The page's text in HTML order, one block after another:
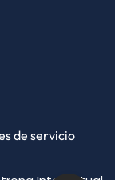
de servicio